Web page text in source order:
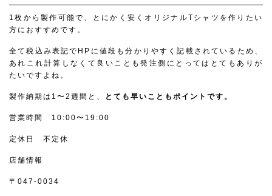
1枚から製作可能で、とにかく安くオリジナルTシャツを作りたい
方におすすめです。
全て税込み表記でHPに値段も分かりやすく記載されているため、
あれこれ計算しなくて良いことも発注側にとってはとてもありが
たいですよね。
製作納期は1〜2週間と、 とても早いこともポイントです。
営業時間 10:00〜19:00
定休日 不定休
店舗情報
〒047-0034